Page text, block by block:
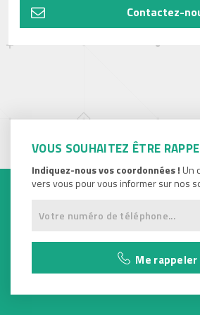
Contactez-
VOUS SOUHAITEZ ÊTRE
Indiquez-nous vos coordonnées ! Un
vers vous pour vous informer sur nos
Me rappeler